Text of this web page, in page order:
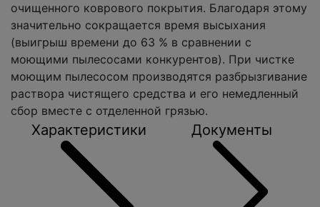
очищенного коврового покрытия. Благодаря этому
значительно сокращается время высыхания
(выигрыш времени до 63 % в сравнении с
моющими пылесосами конкурентов). При чистке
моющим пылесосом производятся разбрызгивание
раствора чистящего средства и его немедленный
сбор вместе с отделенной грязью.
Характеристики Документы